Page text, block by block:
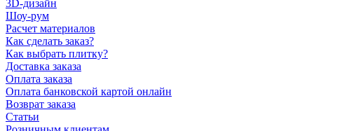
3D-дизайн
Шоу-рум
Расчет материалов
Как сделать заказ?
Как выбрать плитку?
Доставка заказа
Оплата заказа
Оплата банковской картой онлайн
Возврат заказа
Статьи